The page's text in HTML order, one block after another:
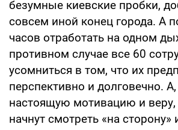
безумные киевские пробки,
совсем иной конец города. А
часов отработать на одном
противном случае все 60
усомниться в том, что их
перспективно и долговечно. А,
настоящую мотивацию и веру,
начнут смотреть «на сторону»